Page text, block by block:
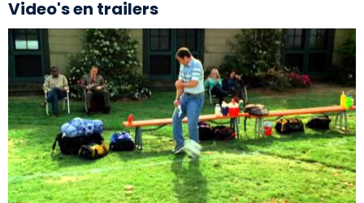
Video's en trailers